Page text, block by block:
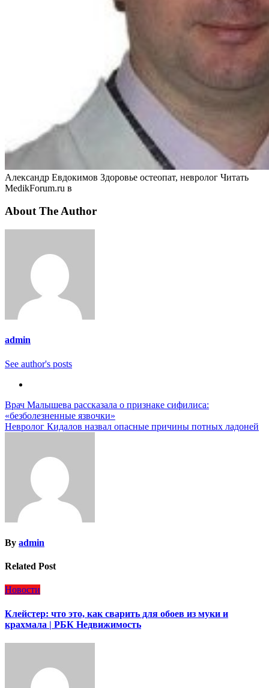
Александр Евдокимов Здоровье остеопат, невролог Читать
MedikForum.ru в
About The Author
admin
See author's posts
Навигация
по
Врач Малышева рассказала о признаке сифилиса:
«безболезненные язвочки»
Невролог Кидалов назвал опасные причины потных ладоней
By admin
Related Post
Новости
Клейстер: что это, как сварить для обоев из муки и
крахмала | РБК Недвижимость